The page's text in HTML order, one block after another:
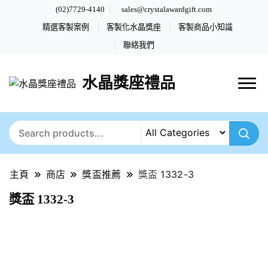
(02)7729-4140 sales@crystalawardgift.com
精選客製案例 客製化水晶獎座 客製商品小知識
聯絡我們
水晶獎座禮品
主頁 商店 獎盃推薦 獎盃 1332-3
獎盃 1332-3